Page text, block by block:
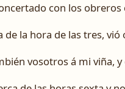
con los
de la hora de las tres,
vosotros á mi viña,